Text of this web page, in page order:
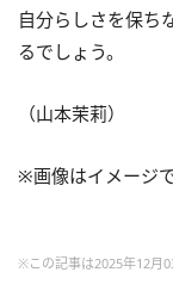
自分らしさを保ち
るでしょう。
（山本茉莉）
※画像はイメージ
※この記事は2025年12月